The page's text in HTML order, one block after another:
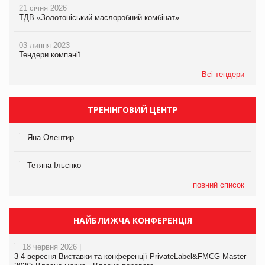
21 січня 2026
ТДВ «Золотоніський маслоробний комбінат»
03 липня 2023
Тендери компанії
Всі тендери
ТРЕНІНГОВИЙ ЦЕНТР
Яна Олентир
Тетяна Ільєнко
повний список
НАЙБЛИЖЧА КОНФЕРЕНЦІЯ
18 червня 2026 |
3-4 вересня Виставки та конференції PrivateLabel&FMCG Master-